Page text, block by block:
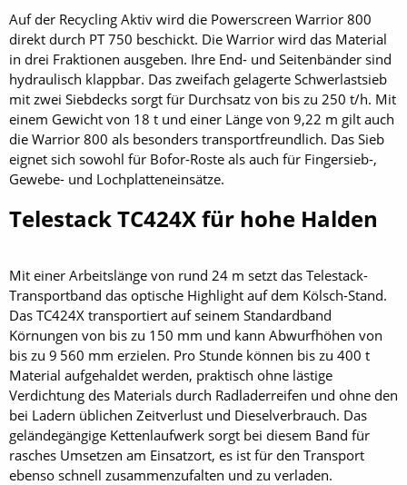
Auf der Recycling Aktiv wird die Powerscreen Warrior 800
direkt durch PT 750 beschickt. Die Warrior wird das Material
in drei Fraktionen ausgeben. Ihre End- und Seitenbänder sind
hydraulisch klappbar. Das zweifach gelagerte Schwerlastsieb
mit zwei Siebdecks sorgt für Durchsatz von bis zu 250 t/h. Mit
einem Gewicht von 18 t und einer Länge von 9,22 m gilt auch
die Warrior 800 als besonders transportfreundlich. Das Sieb
eignet sich sowohl für Bofor-Roste als auch für Fingersieb-,
Gewebe- und Lochplatteneinsätze.
Telestack TC424X für hohe Halden
Mit einer Arbeitslänge von rund 24 m setzt das Telestack-
Transportband das optische Highlight auf dem Kölsch-Stand.
Das TC424X transportiert auf seinem Standardband
Körnungen von bis zu 150 mm und kann Abwurfhöhen von
bis zu 9 560 mm erzielen. Pro Stunde können bis zu 400 t
Material aufgehaldet werden, praktisch ohne lästige
Verdichtung des Materials durch Radladerreifen und ohne den
bei Ladern üblichen Zeitverlust und Dieselverbrauch. Das
geländegängige Kettenlaufwerk sorgt bei diesem Band für
rasches Umsetzen am Einsatzort, es ist für den Transport
ebenso schnell ­zusammenzufalten und zu ver­laden.